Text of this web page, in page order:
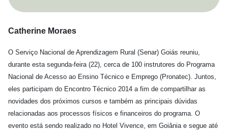
Catherine Moraes
O Serviço Nacional de Aprendizagem Rural (Senar) Goiás reuniu,
durante esta segunda-feira (22), cerca de 100 instrutores do Programa
Nacional de Acesso ao Ensino Técnico e Emprego (Pronatec). Juntos,
eles participam do Encontro Técnico 2014 a fim de compartilhar as
novidades dos próximos cursos e também as principais dúvidas
relacionadas aos processos físicos e financeiros do programa. O
evento está sendo realizado no Hotel Vivence, em Goiânia e segue até